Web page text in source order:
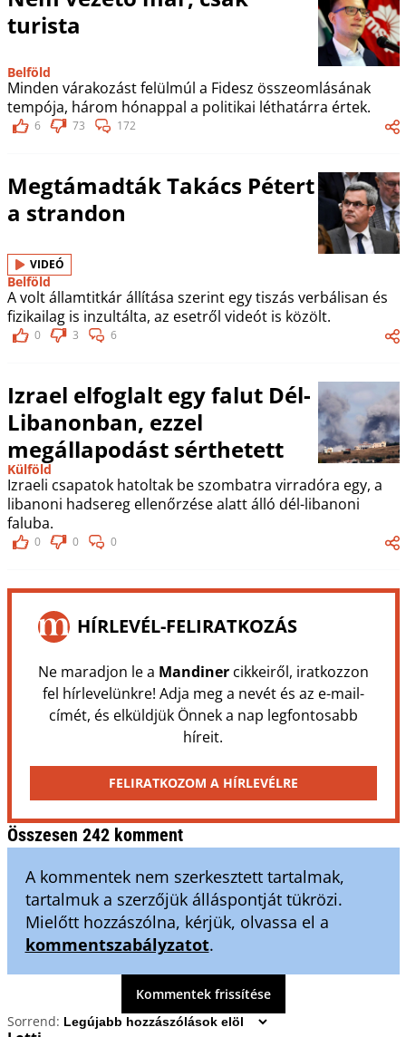
turista
Belföld
Minden várakozást felülmúl a Fidesz összeomlásának
tempója, három hónappal a politikai léthatárra értek.
6 73 172
Megtámadták Takács Pétert
a strandon
VIDEÓ
Belföld
A volt államtitkár állítása szerint egy tiszás verbálisan és
fizikailag is inzultálta, az esetről videót is közölt.
0 3 6
Izrael elfoglalt egy falut Dél-
Libanonban, ezzel
megállapodást sérthetett
Külföld
Izraeli csapatok hatoltak be szombatra virradóra egy, a
libanoni hadsereg ellenőrzése alatt álló dél-libanoni
faluba.
0 0 0
HÍRLEVÉL-FELIRATKOZÁS
Ne maradjon le a Mandinercikkeiről, iratkozzon
fel hírlevelünkre! Adja meg a nevét és az e-mail-
címét, és elküldjük Önnek a nap legfontosabb
híreit.
FELIRATKOZOM A HÍRLEVÉLRE
Összesen 242 komment
A kommentek nem szerkesztett tartalmak,
tartalmuk a szerzőjük álláspontját tükrözi.
Mielőtt hozzászólna, kérjük, olvassa el a
kommentszabályzatot.
Kommentek frissítése
Sorrend: